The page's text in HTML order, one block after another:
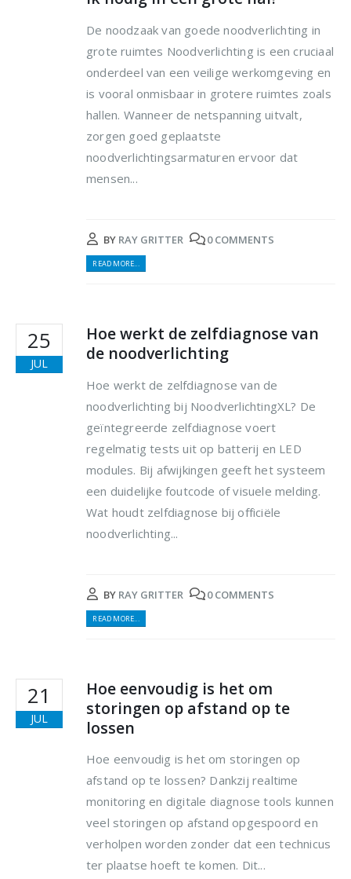
De noodzaak van goede noodverlichting in
grote ruimtes Noodverlichting is een cruciaal
onderdeel van een veilige werkomgeving en
is vooral onmisbaar in grotere ruimtes zoals
hallen. Wanneer de netspanning uitvalt,
zorgen goed geplaatste
noodverlichtingsarmaturen ervoor dat
mensen...
BY RAY GRITTER 0 COMMENTS
READ MORE...
25
JUL
Hoe werkt de zelfdiagnose van
de noodverlichting
Hoe werkt de zelfdiagnose van de
noodverlichting bij NoodverlichtingXL? De
geïntegreerde zelfdiagnose voert
regelmatig tests uit op batterij en LED
modules. Bij afwijkingen geeft het systeem
een duidelijke foutcode of visuele melding.
Wat houdt zelfdiagnose bij officiële
noodverlichting...
BY RAY GRITTER 0 COMMENTS
READ MORE...
21
JUL
Hoe eenvoudig is het om
storingen op afstand op te
lossen
Hoe eenvoudig is het om storingen op
afstand op te lossen? Dankzij realtime
monitoring en digitale diagnose tools kunnen
veel storingen op afstand opgespoord en
verholpen worden zonder dat een technicus
ter plaatse hoeft te komen. Dit...